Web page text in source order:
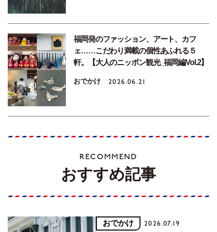
福岡発のファッション、アート、カフ
ェ……こだわり満載の個性あふれる５
軒。【大人のニッポン観光_福岡編Vol.2】
おでかけ 2026.06.21
RECOMMEND
おすすめ記事
おでかけ 2026.07.19